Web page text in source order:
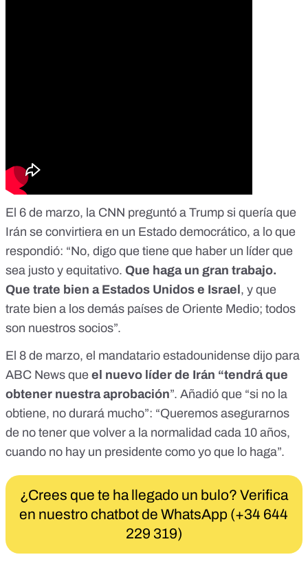
El 6 de marzo, la CNN preguntó a Trump si quería que
Irán se convirtiera en un Estado democrático, a lo que
respondió: “No, digo que tiene que haber un líder que
sea justo y equitativo. Que haga un gran trabajo.
Que trate bien a Estados Unidos e Israel , y que
trate bien a los demás países de Oriente Medio; todos
son nuestros socios”.
El 8 de marzo, el mandatario estadounidense dijo para
ABC News que el nuevo líder de Irán “tendrá que
obtener nuestra aprobación”. Añadió que “si no la
obtiene, no durará mucho”: “Queremos asegurarnos
de no tener que volver a la normalidad cada 10 años,
cuando no hay un presidente como yo que lo haga”.
¿Crees que te ha llegado un bulo? Verifica
en nuestro chatbot de WhatsApp (+34 644
229 319)